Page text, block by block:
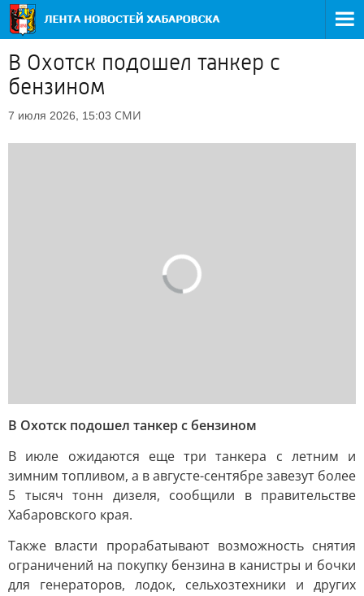
В Охотск подошел танкер с
бензином
7 июля 2026, 15:03 СМИ
В Охотск подошел танкер с бензином
В июле ожидаются еще три танкера с летним и
зимним топливом, а в августе-сентябре завезут более
5 тысяч тонн дизеля, сообщили в правительстве
Хабаровского края.
Также власти прорабатывают возможность снятия
ограничений на покупку бензина в канистры и бочки
для генераторов, лодок, сельхозтехники и других